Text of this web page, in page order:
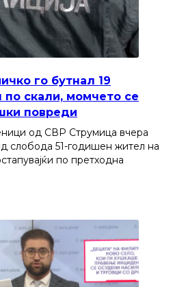
го бутнал 19
скали, момчето се
повреди
од СВР Струмица вчера
слобода 51-годишен жител на
по претходна